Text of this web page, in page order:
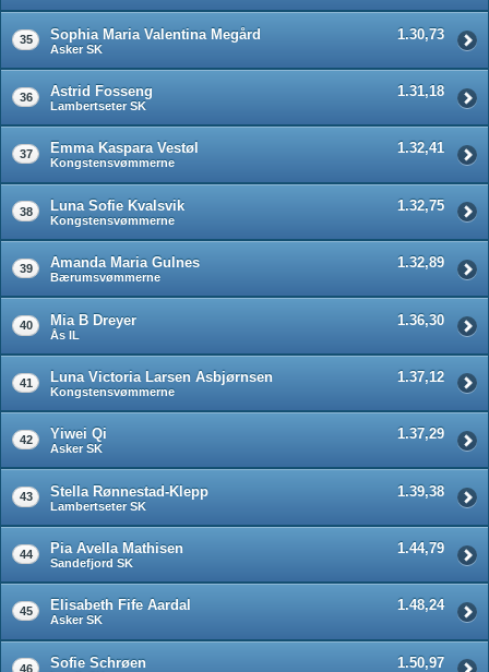
35 Sophia Maria Valentina Megård
Asker SK
1.30,73
36 Astrid Fosseng
Lambertseter SK
1.31,18
37 Emma Kaspara Vestøl
Kongstensvømmerne
1.32,41
38 Luna Sofie Kvalsvik
Kongstensvømmerne
1.32,75
39 Amanda Maria Gulnes
Bærumsvømmerne
1.32,89
40 Mia B Dreyer
Ås IL
1.36,30
41 Luna Victoria Larsen Asbjørnsen
Kongstensvømmerne
1.37,12
42 Yiwei Qi
Asker SK
1.37,29
43 Stella Rønnestad-Klepp
Lambertseter SK
1.39,38
44 Pia Avella Mathisen
Sandefjord SK
1.44,79
45 Elisabeth Fife Aardal
Asker SK
1.48,24
46 Sofie Schrøen 1.50,97